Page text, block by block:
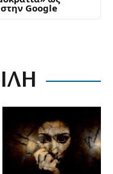
Google